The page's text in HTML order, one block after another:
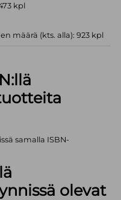
kpl
määrä (kts. alla): 923 kpl
samalla ISBN-
olevat